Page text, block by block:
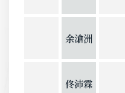
余滄洲
佟沛霖